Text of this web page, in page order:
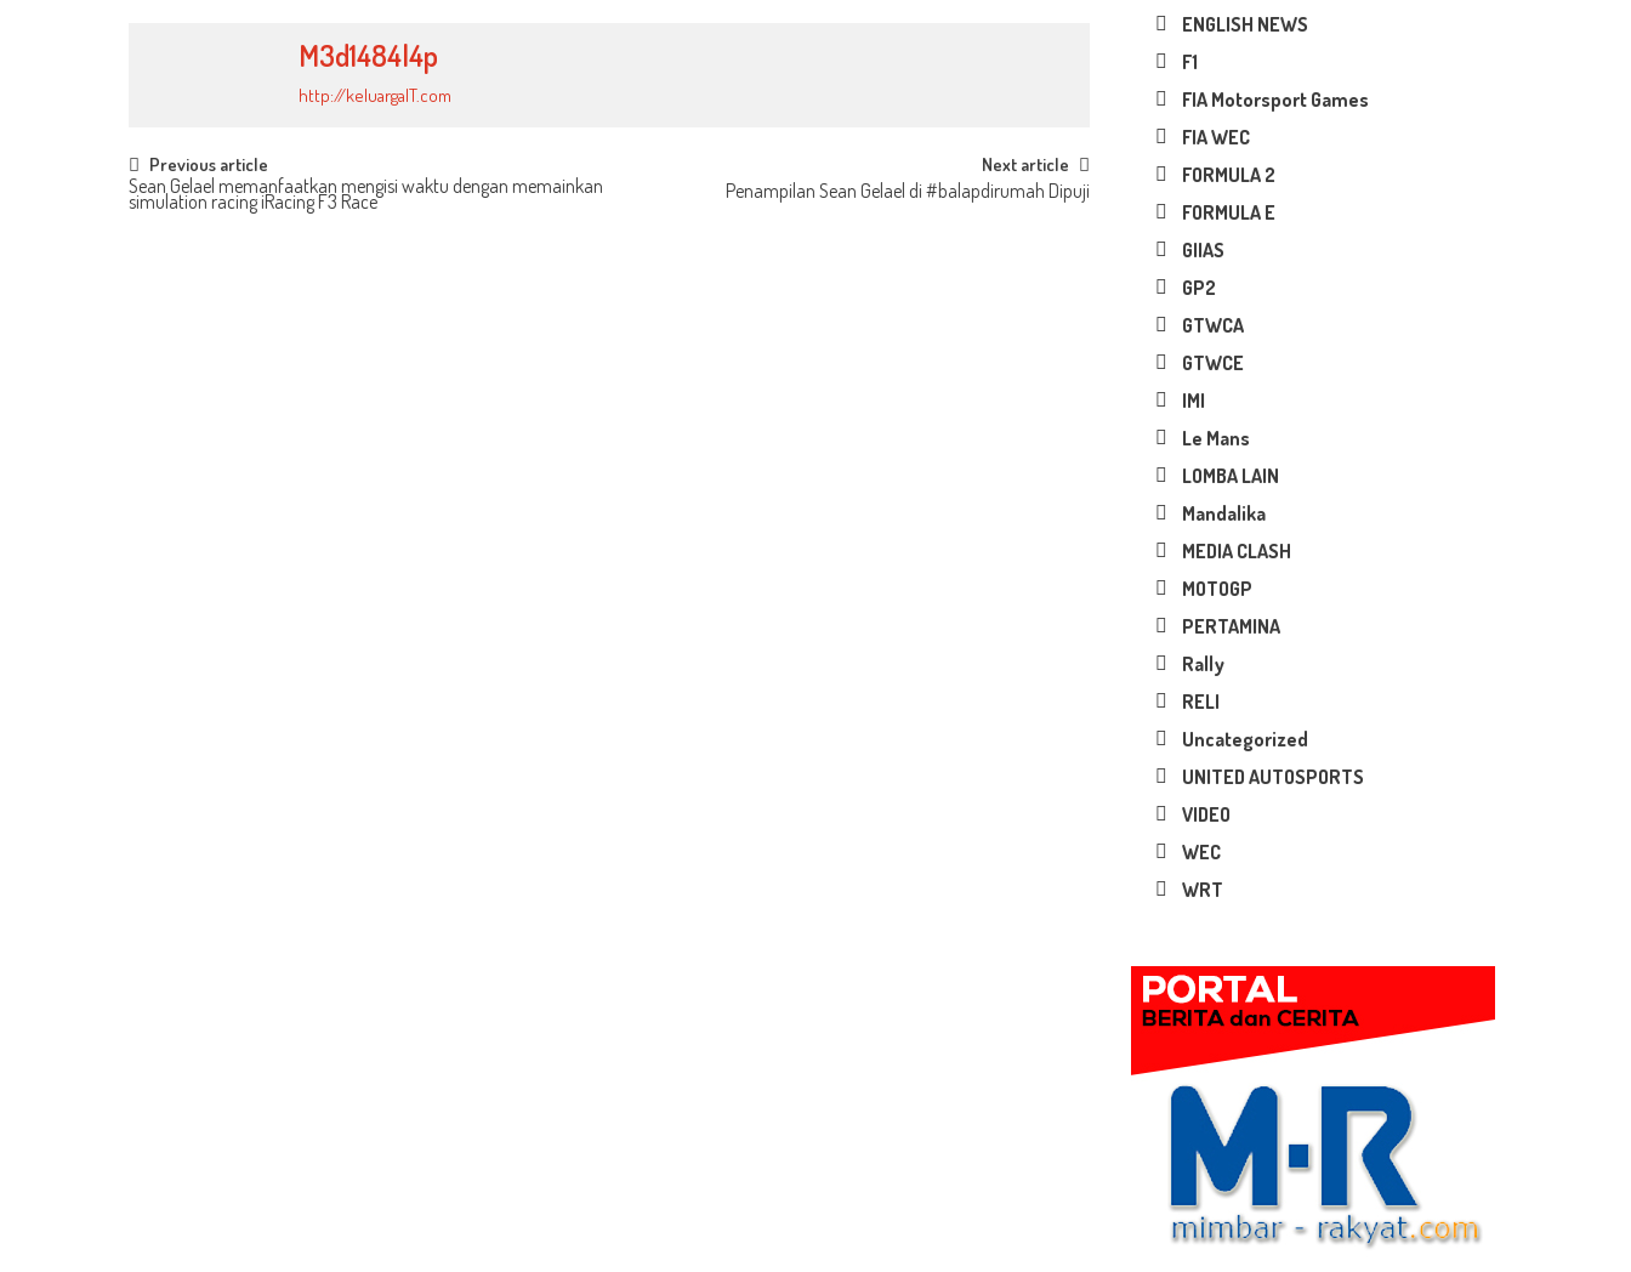
M3d1484l4p
http://keluargaIT.com
Post
navigation
Previous article
Sean Gelael memanfaatkan mengisi waktu dengan memainkan
simulation racing iRacing F3 Race
Next article
Penampilan Sean Gelael di #balapdirumah Dipuji
ENGLISH NEWS
F1
FIA Motorsport Games
FIA WEC
FORMULA 2
FORMULA E
GIIAS
GP2
GTWCA
GTWCE
IMI
Le Mans
LOMBA LAIN
Mandalika
MEDIA CLASH
MOTOGP
PERTAMINA
Rally
RELI
Uncategorized
UNITED AUTOSPORTS
VIDEO
WEC
WRT